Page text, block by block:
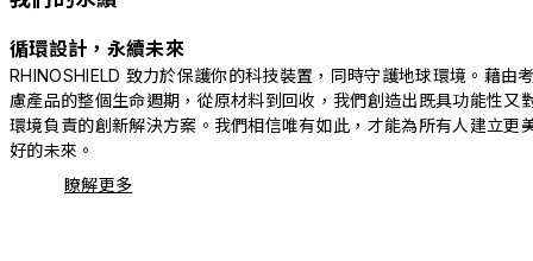
循環設計，永續未來
RHINOSHIELD 致力於保護你的科技裝置，同時守護地球環境。藉由
慮產品的整個生命週期，從原材料到回收，我們創造出既具功能性又
環境負責的創新解決方案。我們相信唯有如此，才能為所有人建立更
好的未來。
瞭解更多